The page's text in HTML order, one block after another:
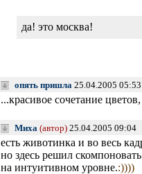
да! это москва!
опять пришла 25.04.2005
...красивое сочетание
Миха (автор) 25.04.2005 09:04
есть животинка и во весь
но здесь решил
на интуитивном уровне.:))))